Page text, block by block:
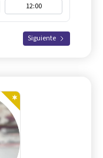
12:00
Siguiente